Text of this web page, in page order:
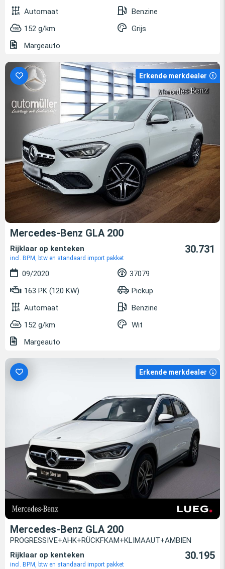
Automaat
Benzine
152 g/km
Grijs
Margeauto
Erkende merkdealer
Mercedes-Benz GLA 200
Rijklaar op kenteken
incl. BPM, btw en standaard import pakket
30.731
09/2020
37079
163 PK (120 KW)
Pickup
Automaat
Benzine
152 g/km
Wit
Margeauto
Erkende merkdealer
Mercedes-Benz GLA 200
PROGRESSIVE+AHK+RÜCKFKAM+KLIMAAUT+AMBIEN
Rijklaar op kenteken
incl. BPM, btw en standaard import pakket
30.195